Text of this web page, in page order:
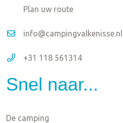
Plan uw route
info@campingvalkenisse.nl
+31 118 561314
Snel naar...
De camping